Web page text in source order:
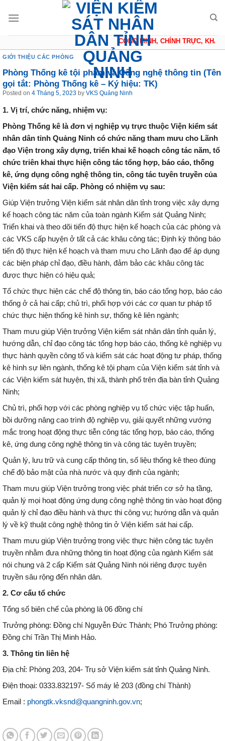
CÔNG MINH, CHÍNH TRỰC,
GIỚI THIỆU CÁC PHÒNG
Phòng Thống kê tội phạm và Công nghệ thông tin (Tên
gọi tắt: Phòng Thống kê – Ký hiệu: TK)
Posted on 4 Tháng 5, 2023 by VKS Quảng Ninh
1. Vị trí, chức năng, nhiệm vụ:
Phòng Thống kê là đơn vị nghiệp vụ trực thuộc Viện kiểm sát
nhân dân tỉnh Quảng Ninh có chức năng tham mưu cho Lãnh
đạo Viện trong xây dựng, triển khai kế hoạch công tác năm, tổ
chức triên khai thực hiện công tác tổng hợp, báo cáo, thống
kê, ứng dụng công nghệ thông tin, công tác tuyên truyền của
Viện kiểm sát hai cấp. Phòng có nhiệm vụ sau:
Giúp Viện trưởng Viện kiểm sát nhân dân tỉnh trong việc xây dựng
kế hoạch công tác năm của toàn ngành Kiểm sát Quảng Ninh;
Triển khai và theo dõi tiến độ thực hiện kế hoạch của các phòng và
các VKS cấp huyện ở tất cả các khâu công tác; Định kỳ thông báo
tiến độ thực hiện kế hoạch và tham mưu cho Lãnh đạo để áp dụng
các biện pháp chỉ đạo, điều hành, đảm bảo các khâu công tác
được thực hiện có hiệu quả;
Tổ chức thực hiện các chế độ thông tin, báo cáo tổng hợp, báo cáo
thống ở cả hai cấp; chủ trì, phối hợp với các cơ quan tư pháp tổ
chức thực hiện thống kê hình sự, thống kê liên ngành;
Tham mưu giúp Viện trưởng Viện kiểm sát nhân dân tỉnh quản lý,
hướng dẫn, chỉ đạo công tác tổng hợp báo cáo, thống kê nghiệp vụ
thực hành quyền công tố và kiểm sát các hoạt động tư pháp, thống
kê hình sự liên ngành, thống kê tội phạm của Viện kiểm sát tỉnh và
các Viện kiểm sát huyện, thị xã, thành phố trên địa bàn tỉnh Quảng
Ninh;
Chủ trì, phối hợp với các phòng nghiệp vụ tổ chức việc tập huấn,
bồi dưỡng nâng cao trình độ nghiệp vụ, giải quyết những vướng
mắc trong hoạt động thực tiễn công tác tổng hợp, báo cáo, thống
kê, ứng dung công nghệ thông tin và công tác tuyên truyền;
Quản lý, lưu trữ và cung cấp thông tin, số liệu thống kê theo đúng
chế độ bảo mật của nhà nước và quy định của ngành;
Tham mưu giúp Viện trưởng trong việc phát triển cơ sở hạ tầng,
quản lý mọi hoạt động ứng dụng công nghệ thông tin vào hoạt động
quản lý chỉ đạo điều hành và thực thi công vụ; hướng dẫn và quản
lý về kỹ thuật công nghệ thông tin ở Viện kiểm sát hai cấp.
Tham mưu giúp Viện trưởng trong việc thực hiện công tác tuyên
truyền nhằm đưa những thông tin hoạt động của ngành Kiểm sát
nói chung và 2 cấp Kiểm sát Quảng Ninh nói riêng được tuyên
truyền sâu rộng đến nhân dân.
2. Cơ cấu tổ chức
Tổng số biên chế của phòng là 06 đồng chí
Trưởng phòng: Đồng chí Nguyễn Đức Thành; Phó Trưởng phòng:
Đồng chí Trần Thị Minh Hảo.
3. Thông tin liên hệ
Địa chỉ: Phòng 203, 204- Trụ sở Viện kiểm sát tỉnh Quảng Ninh.
Điện thoại: 0333.832197- Số máy lẻ 203 (đồng chí Thành)
Email : phongtk.vksnd@quangninh.gov.vn;